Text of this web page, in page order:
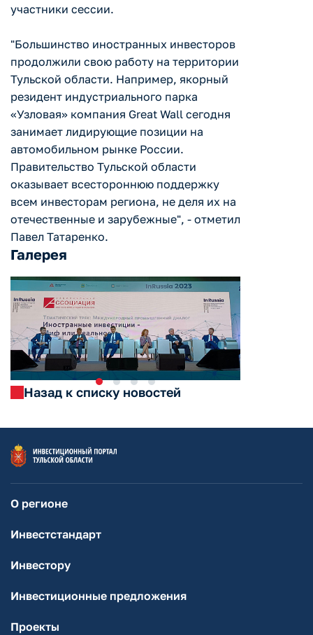
участники сессии.
"Большинство иностранных инвесторов
продолжили свою работу на территории
Тульской области. Например, якорный
резидент индустриального парка
«Узловая» компания Great Wall сегодня
занимает лидирующие позиции на
автомобильном рынке России.
Правительство Тульской области
оказывает всестороннюю поддержку
всем инвесторам региона, не деля их на
отечественные и зарубежные", - отметил
Павел Татаренко.
Галерея
Назад к списку новостей
О регионе
Инвестстандарт
Инвестору
Инвестиционные предложения
Проекты